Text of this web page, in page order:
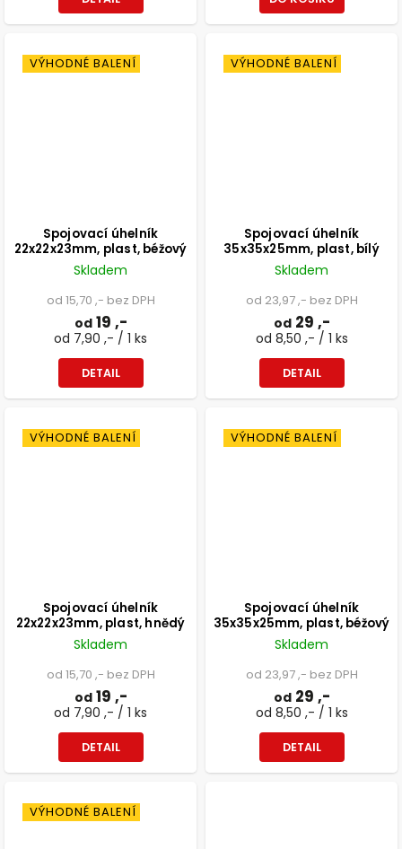
VÝHODNÉ BALENÍ
Spojovací úhelník
22x22x23mm, plast, béžový
Skladem
od 15,70 ,- bez DPH
od19 ,-
od 7,90 ,- / 1 ks
DETAIL
VÝHODNÉ BALENÍ
Spojovací úhelník
35x35x25mm, plast, bílý
Skladem
od 23,97 ,- bez DPH
od29 ,-
od 8,50 ,- / 1 ks
DETAIL
VÝHODNÉ BALENÍ
Spojovací úhelník
22x22x23mm, plast, hnědý
Skladem
od 15,70 ,- bez DPH
od19 ,-
od 7,90 ,- / 1 ks
DETAIL
VÝHODNÉ BALENÍ
Spojovací úhelník
35x35x25mm, plast, béžový
Skladem
od 23,97 ,- bez DPH
od29 ,-
od 8,50 ,- / 1 ks
DETAIL
VÝHODNÉ BALENÍ